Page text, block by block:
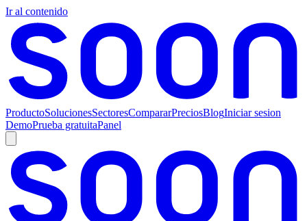
Ir al contenido
ProductoSolucionesSectoresCompararPreciosBlogIniciar sesion
DemoPrueba gratuitaPanel